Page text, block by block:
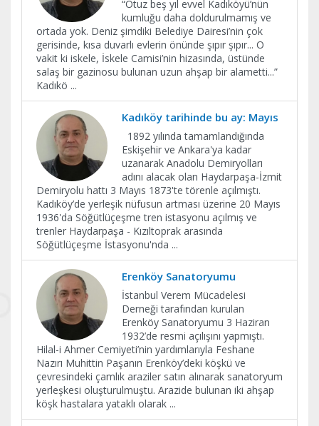
“Otuz beş yıl evvel Kadıköyü’nün
kumluğu daha doldurulmamış ve
ortada yok. Deniz şimdiki Belediye Dairesi’nin çok
gerisinde, kısa duvarlı evlerin önünde şıpır şıpır... O
vakit ki iskele, İskele Camisi’nin hizasında, üstünde
salaş bir gazinosu bulunan uzun ahşap bir alametti...”
Kadıkö ...
Kadıköy tarihinde bu ay: Mayıs
1892 yılında tamamlandığında
Eskişehir ve Ankara'ya kadar
uzanarak Anadolu Demiryolları
adını alacak olan Haydarpaşa-İzmit
Demiryolu hattı 3 Mayıs 1873'te törenle açılmıştı.
Kadıköy’de yerleşik nüfusun artması üzerine 20 Mayıs
1936'da Söğütlüçeşme tren istasyonu açılmış ve
trenler Haydarpaşa - Kızıltoprak arasında
Söğütlüçeşme İstasyonu'nda ...
Erenköy Sanatoryumu
İstanbul Verem Mücadelesi
Derneği tarafından kurulan
Erenköy Sanatoryumu 3 Haziran
1932’de resmi açılışını yapmıştı.
Hilal-i Ahmer Cemiyeti’nin yardımlarıyla Feshane
Nazırı Muhittin Paşanın Erenköy’deki köşkü ve
çevresindeki çamlık araziler satın alınarak sanatoryum
yerleşkesi oluşturulmuştu. Arazide bulunan iki ahşap
köşk hastalara yataklı olarak ...